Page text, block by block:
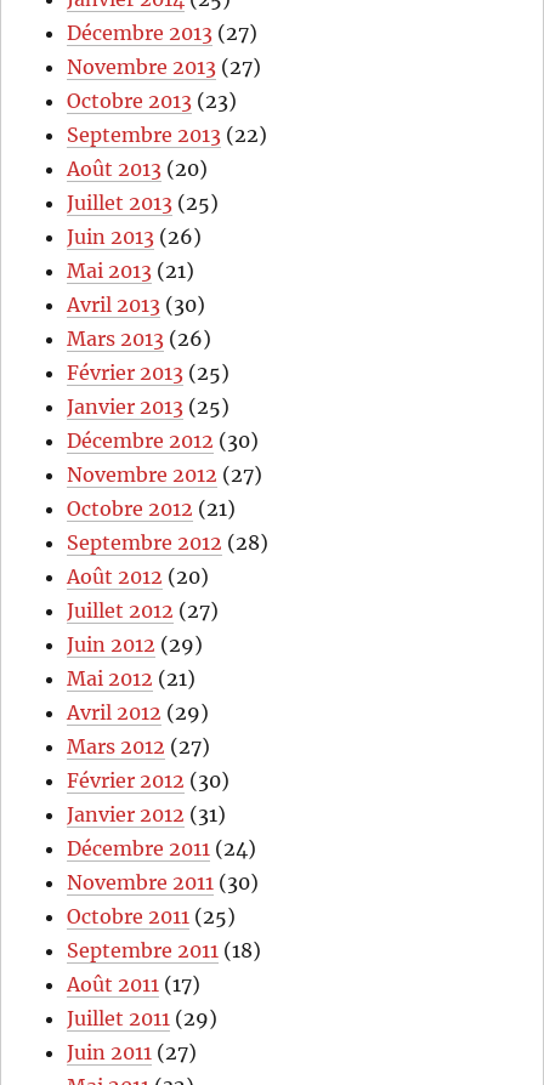
Décembre 2013 (27)
Novembre 2013 (27)
Octobre 2013 (23)
Septembre 2013 (22)
Août 2013 (20)
Juillet 2013 (25)
Juin 2013 (26)
Mai 2013 (21)
Avril 2013 (30)
Mars 2013 (26)
Février 2013 (25)
Janvier 2013 (25)
Décembre 2012 (30)
Novembre 2012 (27)
Octobre 2012 (21)
Septembre 2012 (28)
Août 2012 (20)
Juillet 2012 (27)
Juin 2012 (29)
Mai 2012 (21)
Avril 2012 (29)
Mars 2012 (27)
Février 2012 (30)
Janvier 2012 (31)
Décembre 2011 (24)
Novembre 2011 (30)
Octobre 2011 (25)
Septembre 2011 (18)
Août 2011 (17)
Juillet 2011 (29)
Juin 2011 (27)